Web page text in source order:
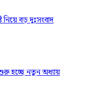
নিয়ে বড় দুঃসংবাদ
হচ্ছে নতুন অধ্যায়